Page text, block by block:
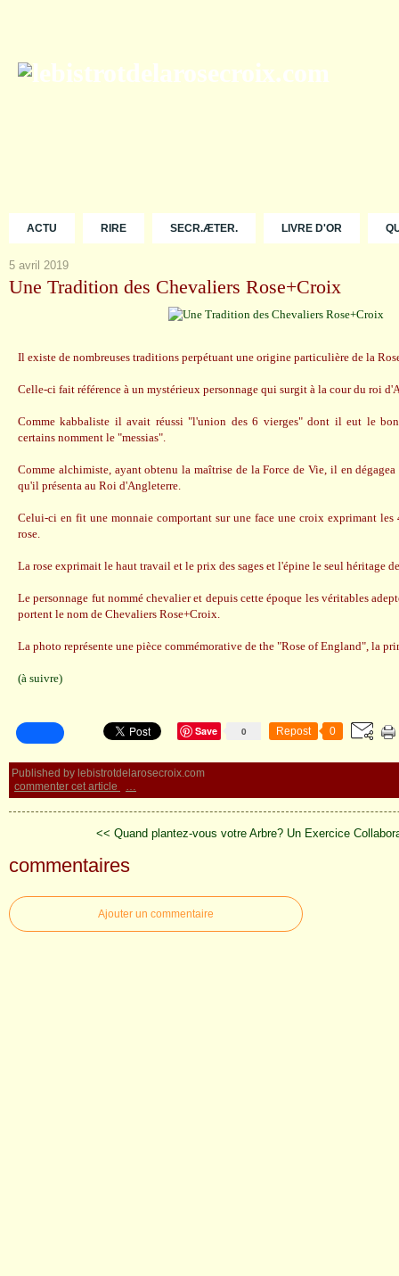
ACTU RIRE SECR.ÆTER. LIVRE D'OR
5 avril 2019
Une Tradition des Chevaliers Rose+Croix
Il existe de nombreuses traditions perpétuant une origine particulière de la
Celle-ci fait référence à un mystérieux personnage qui surgit à la cour du roi
Comme kabbaliste il avait réussi "l'union des 6 vierges" dont il eut le
certains nomment le "messias".
Comme alchimiste, ayant obtenu la maîtrise de la Force de Vie, il en
qu'il présenta au Roi d'Angleterre.
Celui-ci en fit une monnaie comportant sur une face une croix exprimant les
rose.
La rose exprimait le haut travail et le prix des sages et l'épine le seul héritage
Le personnage fut nommé chevalier et depuis cette époque les véritables
portent le nom de Chevaliers Rose+Croix.
La photo représente une pièce commémorative de the "Rose of England", la
(à suivre)
0
Save Repost 0
Published by lebistrotdelarosecroix.com
commenter cet article
…
<< Quand plantez-vous votre Arbre? Un Exercice
commentaires
Ajouter un commentaire